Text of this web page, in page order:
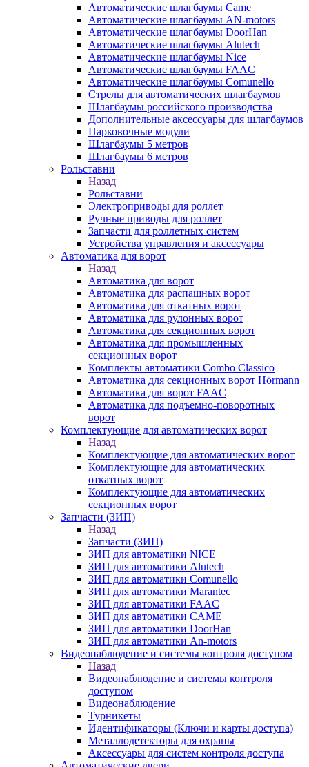
Автоматические шлагбаумы Came
Автоматические шлагбаумы AN-motors
Автоматические шлагбаумы DoorHan
Автоматические шлагбаумы Alutech
Автоматические шлагбаумы Nice
Автоматические шлагбаумы FAAC
Автоматические шлагбаумы Comunello
Стрелы для автоматических шлагбаумов
Шлагбаумы российского производства
Дополнительные аксессуары для шлагбаумов
Парковочные модули
Шлагбаумы 5 метров
Шлагбаумы 6 метров
Рольставни
Назад
Рольставни
Электроприводы для роллет
Ручные приводы для роллет
Запчасти для роллетных систем
Устройства управления и аксессуары
Автоматика для ворот
Назад
Автоматика для ворот
Автоматика для распашных ворот
Автоматика для откатных ворот
Автоматика для рулонных ворот
Автоматика для секционных ворот
Автоматика для промышленных
секционных ворот
Комплекты автоматики Combo Classico
Автоматика для секционных ворот Hörmann
Автоматика для ворот FAAC
Автоматика для подъемно-поворотных
ворот
Комплектующие для автоматических ворот
Назад
Комплектующие для автоматических ворот
Комплектующие для автоматических
откатных ворот
Комплектующие для автоматических
секционных ворот
Запчасти (ЗИП)
Назад
Запчасти (ЗИП)
ЗИП для автоматики NICE
ЗИП для автоматики Alutech
ЗИП для автоматики Comunello
ЗИП для автоматики Marantec
ЗИП для автоматики FAAC
ЗИП для автоматики CAME
ЗИП для автоматики DoorHan
ЗИП для автоматики An-motors
Видеонаблюдение и системы контроля доступом
Назад
Видеонаблюдение и системы контроля
доступом
Видеонаблюдение
Турникеты
Идентификаторы (Ключи и карты доступа)
Металлодетекторы для охраны
Аксессуары для систем контроля доступа